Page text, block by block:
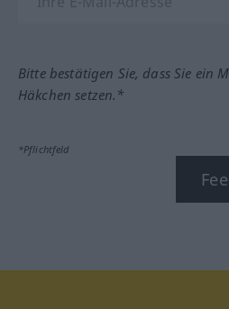
Bitte bestätigen Sie, dass Sie ein
Häkchen setzen.*
*Pflichtfeld